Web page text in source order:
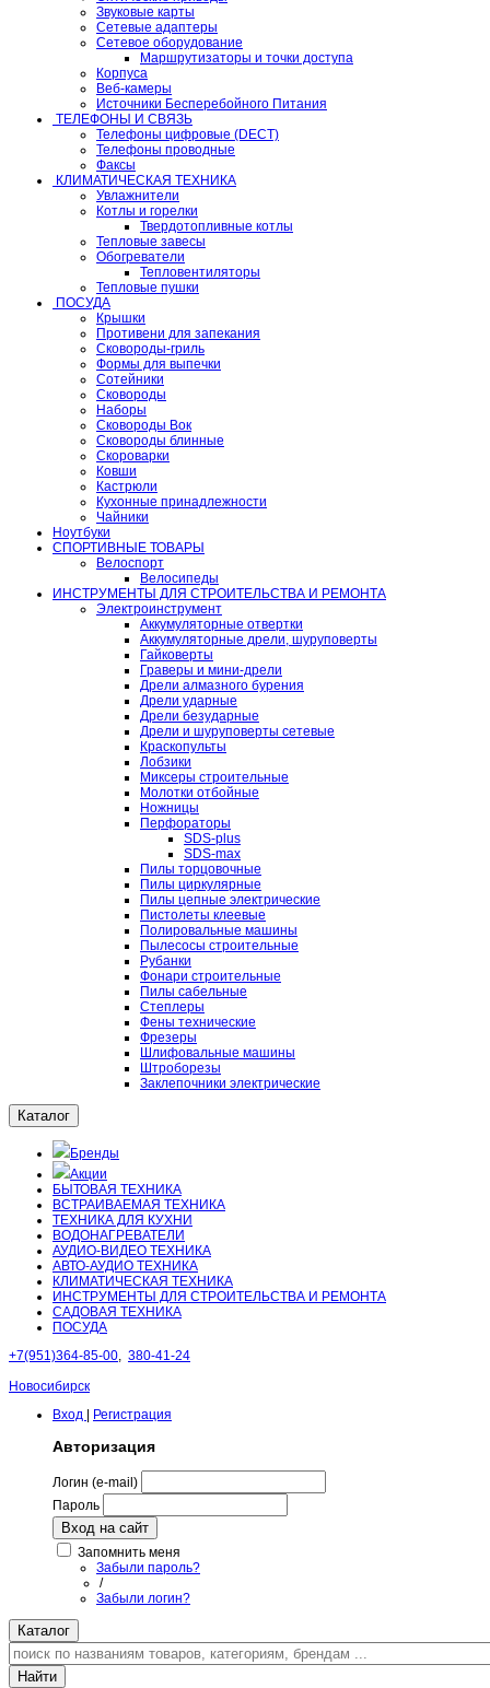
Звуковые карты
Сетевые адаптеры
Сетевое оборудование
Маршрутизаторы и точки доступа
Корпуса
Веб-камеры
Источники Бесперебойного Питания
ТЕЛЕФОНЫ И СВЯЗЬ
Телефоны цифровые (DECT)
Телефоны проводные
Факсы
КЛИМАТИЧЕСКАЯ ТЕХНИКА
Увлажнители
Котлы и горелки
Твердотопливные котлы
Тепловые завесы
Обогреватели
Тепловентиляторы
Тепловые пушки
ПОСУДА
Крышки
Противени для запекания
Сковороды-гриль
Формы для выпечки
Сотейники
Сковороды
Наборы
Сковороды Вок
Сковороды блинные
Скороварки
Ковши
Кастрюли
Кухонные принадлежности
Чайники
Ноутбуки
СПОРТИВНЫЕ ТОВАРЫ
Велоспорт
Велосипеды
ИНСТРУМЕНТЫ ДЛЯ СТРОИТЕЛЬСТВА И РЕМОНТА
Электроинструмент
Аккумуляторные отвертки
Аккумуляторные дрели, шуруповерты
Гайковерты
Граверы и мини-дрели
Дрели алмазного бурения
Дрели ударные
Дрели безударные
Дрели и шуруповерты сетевые
Краскопульты
Лобзики
Миксеры строительные
Молотки отбойные
Ножницы
Перфораторы
SDS-plus
SDS-max
Пилы торцовочные
Пилы циркулярные
Пилы цепные электрические
Пистолеты клеевые
Полировальные машины
Пылесосы строительные
Рубанки
Фонари строительные
Пилы сабельные
Степлеры
Фены технические
Фрезеры
Шлифовальные машины
Штроборезы
Заклепочники электрические
Каталог
Бренды
Акции
БЫТОВАЯ ТЕХНИКА
ВСТРАИВАЕМАЯ ТЕХНИКА
ТЕХНИКА ДЛЯ КУХНИ
ВОДОНАГРЕВАТЕЛИ
АУДИО-ВИДЕО ТЕХНИКА
АВТО-АУДИО ТЕХНИКА
КЛИМАТИЧЕСКАЯ ТЕХНИКА
ИНСТРУМЕНТЫ ДЛЯ СТРОИТЕЛЬСТВА И РЕМОНТА
САДОВАЯ ТЕХНИКА
ПОСУДА
+7(951)364-85-00, 380-41-24
Новосибирск
Вход | Регистрация
Авторизация
Логин (e-mail)
Пароль
Вход на сайт
Запомнить меня
Забыли пароль?
/
Забыли логин?
Каталог
Найти